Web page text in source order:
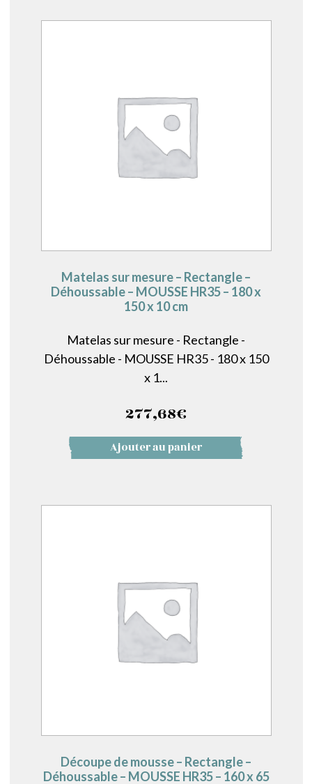
Matelas sur mesure – Rectangle –
Déhoussable – MOUSSE HR35 – 180 x
150 x 10 cm
Matelas sur mesure - Rectangle -
Déhoussable - MOUSSE HR35 - 180 x 150
x 1...
277,68€
Ajouter au panier
Découpe de mousse – Rectangle –
Déhoussable – MOUSSE HR35 – 160 x 65